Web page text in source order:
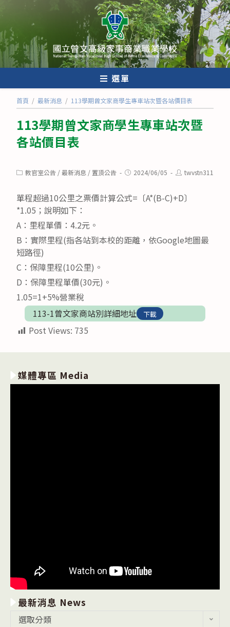
轉
至
主
要
內
選單
首頁 / 最新消息 / 113學期曾文家商學生專車站次暨各站價目表
113學期曾文家商學生專車站次暨
各站價目表
Post教官室公告 /最新消息 / 置頂公告
Post2024/06/05
Posttwvstn311
單程超過10公里之票價計算公式=〔A*(B-C)+D〕
*1.05；說明如下：
A：里程單價：4.2元。
B：實際里程(指各站到本校的距離，依Google地圖最
短路徑)
C：保障里程(10公里)。
D：保障里程單價(30元)。
1.05=1+5%營業稅
113-1曾文家商站別詳細地址
下載
Post Views: 735
媒體專區 Media
最新消息 News
選取分類